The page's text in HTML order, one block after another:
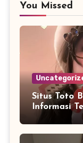
You Missed
Situs Toto
Informasi
yang Lebih